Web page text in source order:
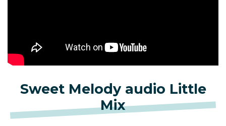
Sweet Melody audio Little
Mix